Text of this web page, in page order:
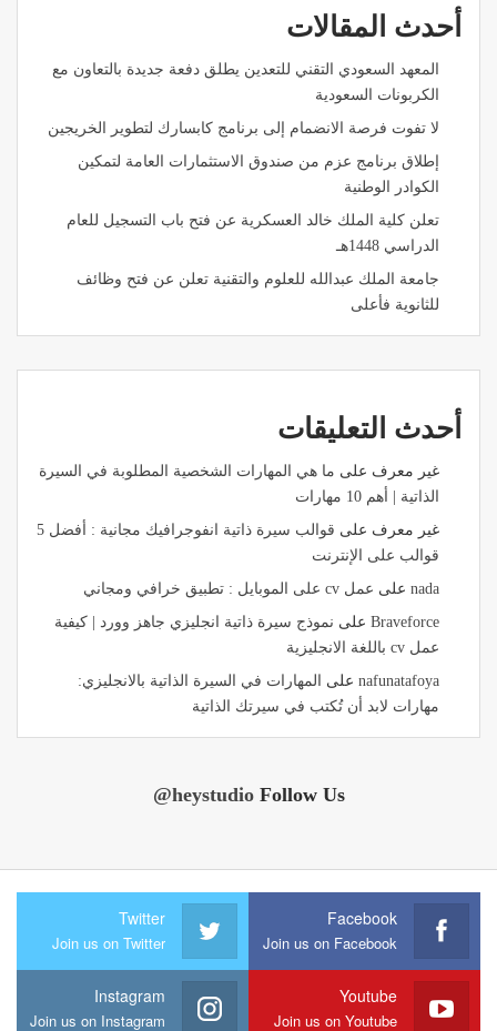
أحدث المقالات
المعهد السعودي التقني للتعدين يطلق دفعة جديدة بالتعاون مع
الكربونات السعودية
لا تفوت فرصة الانضمام إلى برنامج كابسارك لتطوير الخريجين
إطلاق برنامج عزم من صندوق الاستثمارات العامة لتمكين
الكوادر الوطنية
تعلن كلية الملك خالد العسكرية عن فتح باب التسجيل للعام
الدراسي 1448هـ
جامعة الملك عبدالله للعلوم والتقنية تعلن عن فتح وظائف
للثانوية فأعلى
أحدث التعليقات
غير معرف على ما هي المهارات الشخصية المطلوبة في السيرة
الذاتية | أهم 10 مهارات
غير معرف على
قوالب سيرة ذاتية انفوجرافيك مجانية : أفضل 5
قوالب على الإنترنت
nada على عمل cv على الموبايل : تطبيق خرافي ومجاني
Braveforce على نموذج سيرة ذاتية انجليزي جاهز وورد | كيفية
عمل cv باللغة الانجليزية
nafunatafoya على
المهارات في السيرة الذاتية بالانجليزي:
مهارات لابد أن تُكتب في سيرتك الذاتية
Follow Us
@heystudio
Facebook
Join us on Facebook
Twitter
Join us on Twitter
Youtube
Join us on Youtube
Instagram
Join us on Instagram